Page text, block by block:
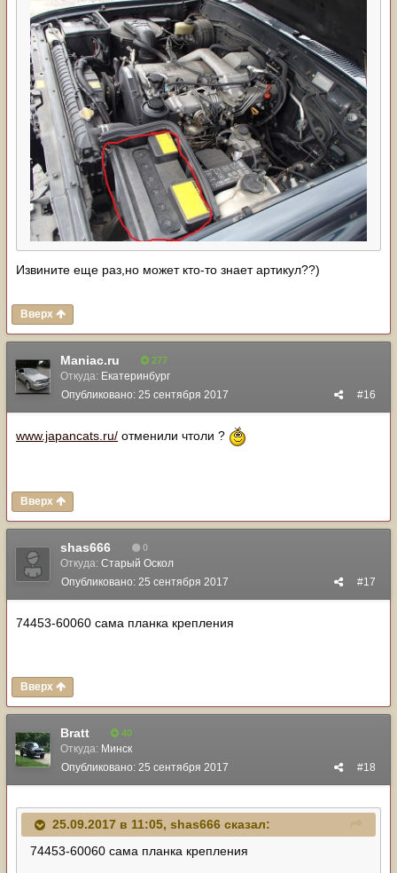
Извините еще раз,но может кто-то знает артикул??)
Вверх
Maniac.ru 277
Откуда: Екатеринбург
#16
Опубликовано: 25 сентября 2017
www.japancats.ru/ отменили чтоли ?
Вверх
shas666 0
Откуда: Старый Оскол
#17
Опубликовано: 25 сентября 2017
74453-60060 сама планка крепления
Вверх
Bratt 40
Откуда: Минск
#18
Опубликовано: 25 сентября 2017
25.09.2017 в 11:05, shas666 сказал:
74453-60060 сама планка крепления